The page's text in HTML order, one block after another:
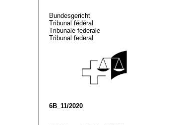
Bundesgericht
Tribunal fédéral
Tribunale federale
Tribunal federal
6B_11/2020